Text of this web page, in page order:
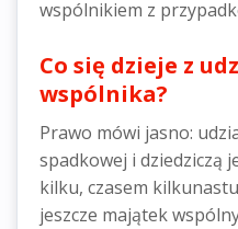
Co się dzieje z
wspólnika?
Prawo mówi jasno:
spadkowej i dziedziczą
kilku, czasem
jeszcze majątek